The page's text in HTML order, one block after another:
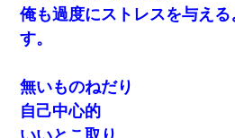
見合いにて。嫁「はじめまして」俺「
すか？」
俺も過度にストレスを与え
す。
無いものねだり
自己中心的